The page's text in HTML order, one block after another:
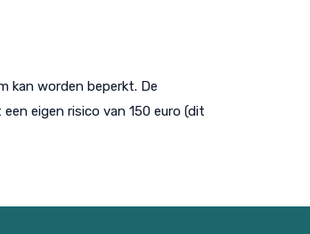
kan worden beperkt. De
eigen risico van 150 euro (dit